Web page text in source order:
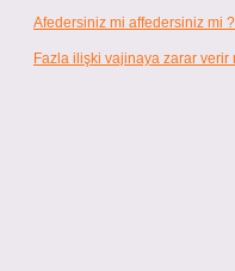
Afedersiniz mi affedersiniz mi ?
Fazla ilişki vajinaya zarar verir